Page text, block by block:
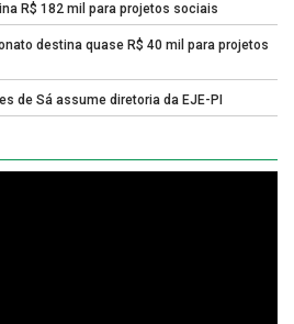
R$ 182 mil para projetos sociais
destina quase R$ 40 mil para projetos
de Sá assume diretoria da EJE-PI